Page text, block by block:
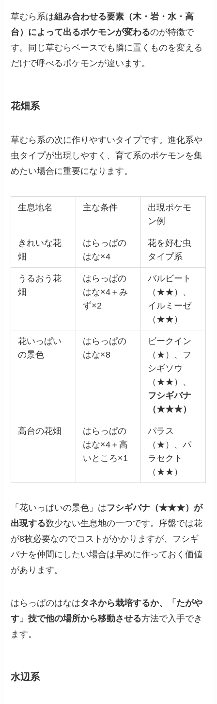
草むら系は組み合わせる要素（木・岩・水・高
台）によって出るポケモンが変わるのが特徴で
す。同じ草むらベースでも隣に置くものを変える
だけで呼べるポケモンが違います。
花畑系
草むら系の次に作りやすいタイプです。進化系や
虫タイプが出現しやすく、育て系のポケモンを集
めたい場合に重要になります。
生息地名 主な条件
出現ポケモ
ン例
きれいな花
畑
はらっぱの
はな×4
花を好む虫
タイプ系
うるおう花
畑
はらっぱの
はな×4＋み
ず×2
バルビート
（★★）、
イルミーゼ
（★★）
花いっぱい
の景色
はらっぱの
はな×8
ビークイン
（★）、フ
シギソウ
（★★）、
フシギバナ
（★★★）
高台の花畑
はらっぱの
はな×4＋高
いところ×1
パラス
（★）、パ
ラセクト
（★★）
「花いっぱいの景色」はフシギバナ（★★★）が
出現する数少ない生息地の一つです。序盤では花
が8枚必要なのでコストがかかりますが、フシギ
バナを仲間にしたい場合は早めに作っておく価値
があります。
はらっぱのはなはタネから栽培するか、「たがや
す」技で他の場所から移動させる方法で入手でき
ます。
水辺系